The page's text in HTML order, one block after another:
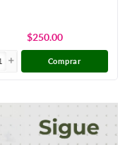
$250.00
Comprar